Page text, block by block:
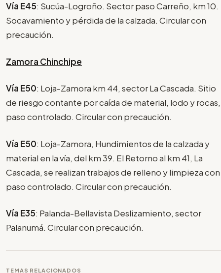
Vía E45: Sucúa-Logroño. Sector paso Carreño, km 10.
Socavamiento y pérdida de la calzada. Circular con
precaución.
Zamora Chinchipe
Vía E50: Loja-Zamora km 44, sector La Cascada. Sitio
de riesgo contante por caída de material, lodo y rocas,
paso controlado. Circular con precaución.
Vía E50: Loja-Zamora, Hundimientos de la calzada y
material en la vía, del km 39. El Retorno al km 41, La
Cascada, se realizan trabajos de relleno y limpieza con
paso controlado. Circular con precaución.
Vía E35: Palanda-Bellavista Deslizamiento, sector
Palanumá. Circular con precaución.
TEMAS RELACIONADOS